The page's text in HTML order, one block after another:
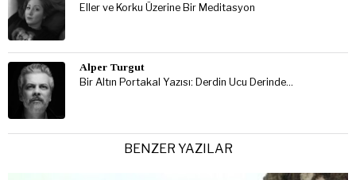
Eller ve Korku Üzerine Bir Meditasyon
Alper Turgut
Bir Altın Portakal Yazısı: Derdin Ucu Derinde…
BENZER YAZILAR